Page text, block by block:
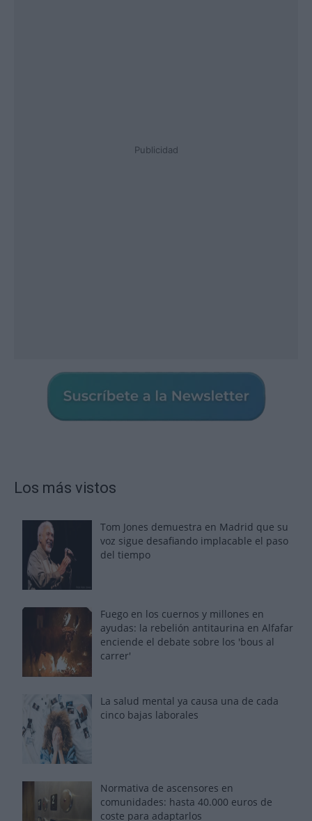
Publicidad
Los más vistos
Tom Jones demuestra en Madrid que su
voz sigue desafiando implacable el paso
del tiempo
Fuego en los cuernos y millones en
ayudas: la rebelión antitaurina en Alfafar
enciende el debate sobre los 'bous al
carrer'
La salud mental ya causa una de cada
cinco bajas laborales
Normativa de ascensores en
comunidades: hasta 40.000 euros de
coste para adaptarlos